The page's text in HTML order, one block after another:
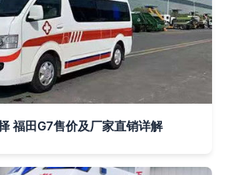
福田G7售价及厂家直销详解